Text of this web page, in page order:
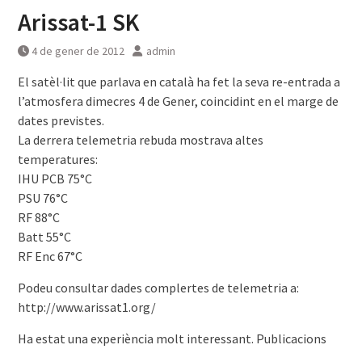
Arissat-1 SK
4 de gener de 2012 admin
El satèl·lit que parlava en català ha fet la seva re-entrada a
l’atmosfera dimecres 4 de Gener, coincidint en el marge de
dates previstes.
La derrera telemetria rebuda mostrava altes
temperatures:
IHU PCB 75°C
PSU 76°C
RF 88°C
Batt 55°C
RF Enc 67°C
Podeu consultar dades complertes de telemetria a:
http://www.arissat1.org/
Ha estat una experiència molt interessant. Publicacions